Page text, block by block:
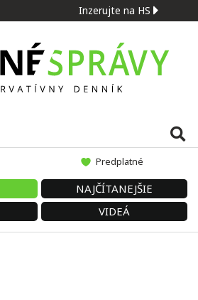
Inzerujte na HS
Predplatné
NAJČÍTANEJŠIE
VIDEÁ